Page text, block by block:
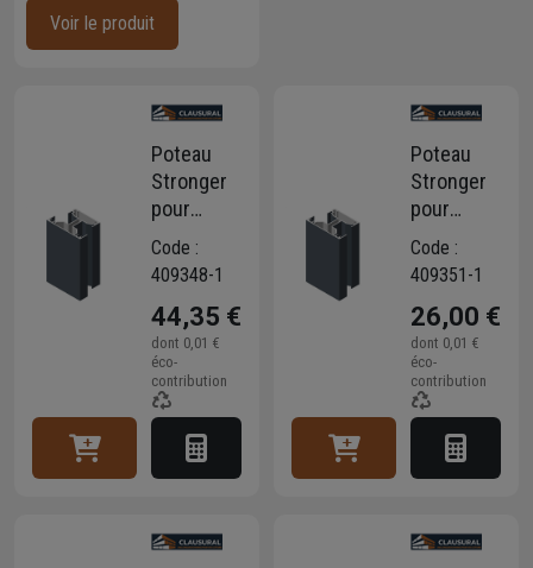
Voir le produit
Poteau
Stronger
pour
clôture
aluminium
variable de
90° à 180°
-
Anthracite
RAL7016 -
Longueur
1,85 M
Code :
409348-1
44,35 €
dont 0,01 €
éco-
contribution
Poteau
Stronger
pour
clôture
aluminium
variable de
90° à 180°
-
Anthracite
RAL7016 -
Longueur
1,25 M
Code :
409351-1
26,00 €
dont 0,01 €
éco-
contribution